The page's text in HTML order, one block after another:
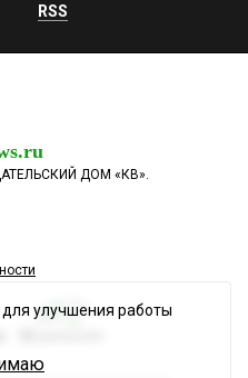
RSS
ДОМ «КВ».
улучшения работы